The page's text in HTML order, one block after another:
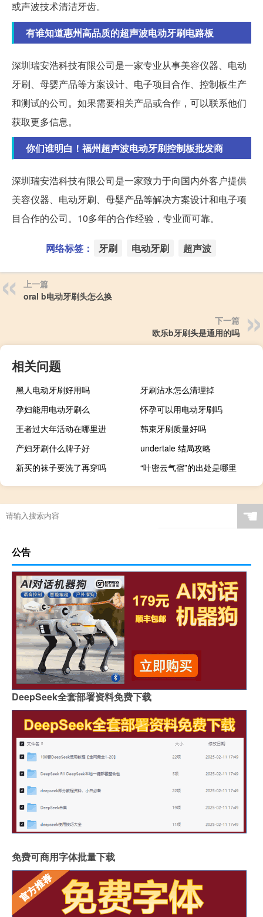
或声波技术清洁牙齿。
有谁知道惠州高品质的超声波电动牙刷电路板
深圳瑞安浩科技有限公司是一家专业从事美容仪器、电动
牙刷、母婴产品等方案设计、电子项目合作、控制板生产
和测试的公司。如果需要相关产品或合作，可以联系他们
获取更多信息。
你们谁明白！福州超声波电动牙刷控制板批发商
深圳瑞安浩科技有限公司是一家致力于向国内外客户提供
美容仪器、电动牙刷、母婴产品等解决方案设计和电子项
目合作的公司。10多年的合作经验，专业而可靠。
网络标签： 牙刷 电动牙刷 超声波
上一篇
oral b电动牙刷头怎么换
下一篇
欧乐b牙刷头是通用的吗
相关问题
黑人电动牙刷好用吗
牙刷沾水怎么清理掉
孕妇能用电动牙刷么
怀孕可以用电动牙刷吗
王者过大年活动在哪里进
韩束牙刷质量好吗
产妇牙刷什么牌子好
undertale 结局攻略
新买的袜子要洗了再穿吗
“叶密云气宿”的出处是哪里
☚
公告
DeepSeek全套部署资料免费下载
免费可商用字体批量下载